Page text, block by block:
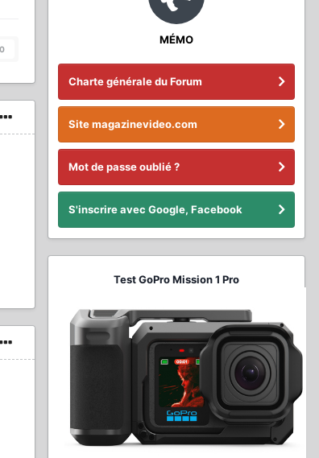
0
MÉMO
Charte générale du Forum
Site magazinevideo.com
Mot de passe oublié ?
S'inscrire avec Google, Facebook
Test GoPro Mission 1 Pro